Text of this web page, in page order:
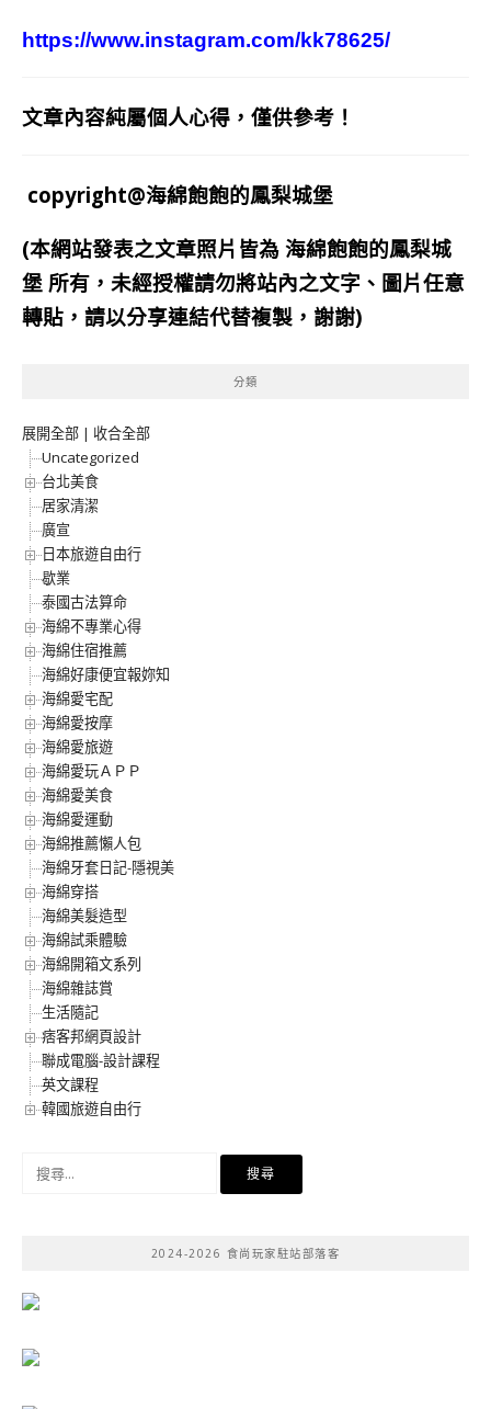
https://www.instagram.com/kk78625/
文章內容純屬個人心得，僅供參考！
copyright@海綿飽飽的鳳梨城堡
(本網站發表之文章照片皆為 海綿飽飽的鳳梨城
堡 所有，未經授權請勿將站內之文字、圖片任意
轉貼，請以分享連結代替複製，謝謝)
分類
展開全部 | 收合全部
Uncategorized
台北美食
居家清潔
廣宣
日本旅遊自由行
歇業
泰國古法算命
海綿不專業心得
海綿住宿推薦
海綿好康便宜報妳知
海綿愛宅配
海綿愛按摩
海綿愛旅遊
海綿愛玩ＡＰＰ
海綿愛美食
海綿愛運動
海綿推薦懶人包
海綿牙套日記-隱視美
海綿穿搭
海綿美髮造型
海綿試乘體驗
海綿開箱文系列
海綿雜誌賞
生活隨記
痞客邦網頁設計
聯成電腦-設計課程
英文課程
韓國旅遊自由行
2024-2026 食尚玩家駐站部落客